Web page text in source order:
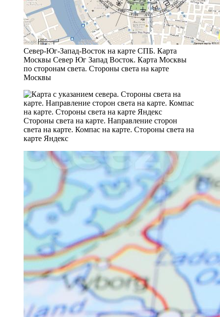
Север-Юг-Запад-Восток на карте СПБ. Карта
Москвы Север Юг Запад Восток. Карта Москвы
по сторонам света. Стороны света на карте
Москвы
Стороны света на карте. Направление сторон
света на карте. Компас на карте. Стороны света на
карте Яндекс